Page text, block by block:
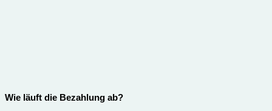
Wie läuft die Bezahlung ab?